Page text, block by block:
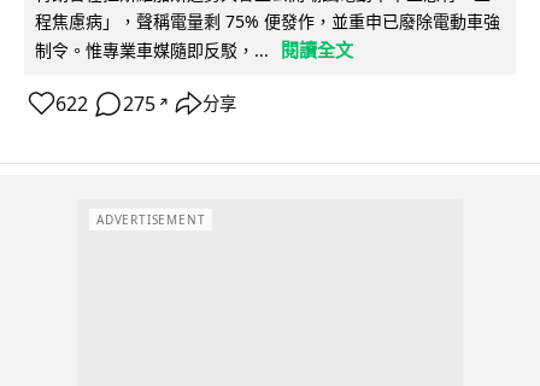
程焦慮病」，聲稱電量剩 75% 便發作，並重申已廢除電動車強
制令。惟專業車媒隨即反駁，...
閱讀全文
622 275 ↗ 分享
ADVERTISEMENT